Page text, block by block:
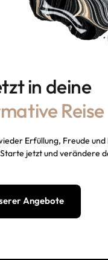
Starte jetzt in deine
Reise
Erfüllung, Freude und
Starte jetzt und verändere
Angebote